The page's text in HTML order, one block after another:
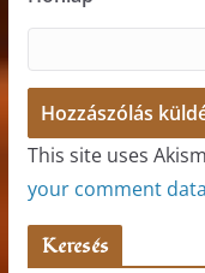
This site uses
your comment
Keresés